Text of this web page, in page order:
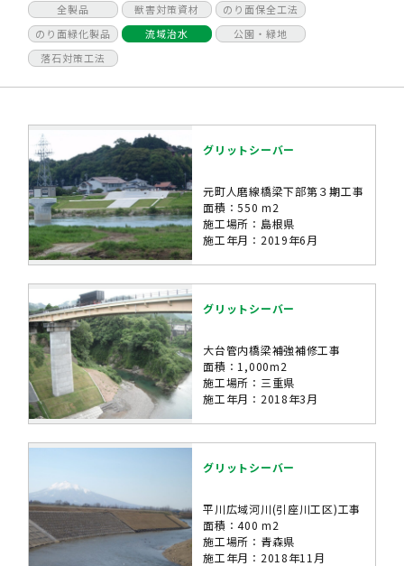
全製品 獣害対策資材
のり面保全工法
のり面緑化製品
流域治水
公園・緑地
落石対策工法
グリットシーバー
元町人磨線橋梁下部第３期工事
面積：550 m2
施工場所：島根県
施工年月：2019年6月
グリットシーバー
大台管内橋梁補強補修工事
面積：1,000m2
施工場所：三重県
施工年月：2018年3月
グリットシーバー
平川広域河川(引座川工区)工事
面積：400 m2
施工場所：青森県
施工年月：2018年11月